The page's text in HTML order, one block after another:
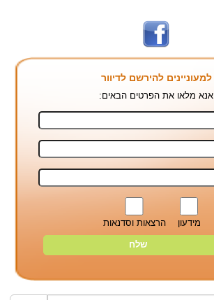
למעוניינים להירשם לדיוור
אנא מלאו את הפרטים הבאים:
מידעון הרצאות וסדנאות